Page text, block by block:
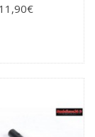
11,90€